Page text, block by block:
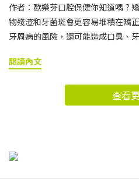
作者：歐樂芬口腔保健你知道嗎？
物殘渣和牙菌斑會更容易堆積在矯
牙周病的風險，還可能造成口臭、
矯正牙齒清潔。 接下來小編就要帶
矯正牙齒清潔工具，讓牙套周圍與
潔快速導讀區矯正牙齒清潔的基本
牙齒上多了矯正器與鋼絲，更容易
但若吃了柑橘、醋類、碳酸飲料等
閱讀內文
查看